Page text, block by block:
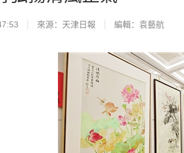
來源： 天津日報 編輯：袁藝航